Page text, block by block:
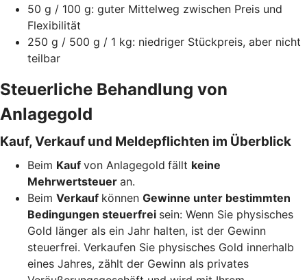
50 g / 100 g: guter Mittelweg zwischen Preis und
Flexibilität
250 g / 500 g / 1 kg: niedriger Stückpreis, aber nicht
teilbar
Steuerliche Behandlung von
Anlagegold
Kauf, Verkauf und Meldepflichten im Überblick
Beim Kauf von Anlagegold fällt keine
Mehrwertsteuer an.
Beim Verkauf können Gewinne unter bestimmten
Bedingungen steuerfrei sein: Wenn Sie physisches
Gold länger als ein Jahr halten, ist der Gewinn
steuerfrei. Verkaufen Sie physisches Gold innerhalb
eines Jahres, zählt der Gewinn als privates